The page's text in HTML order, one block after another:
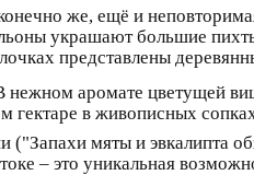
же, ещё и
украшают большие
представлены
аромате цветущей
гектаре в живописных
("Запахи мяты и эвкалипта
– это уникальная